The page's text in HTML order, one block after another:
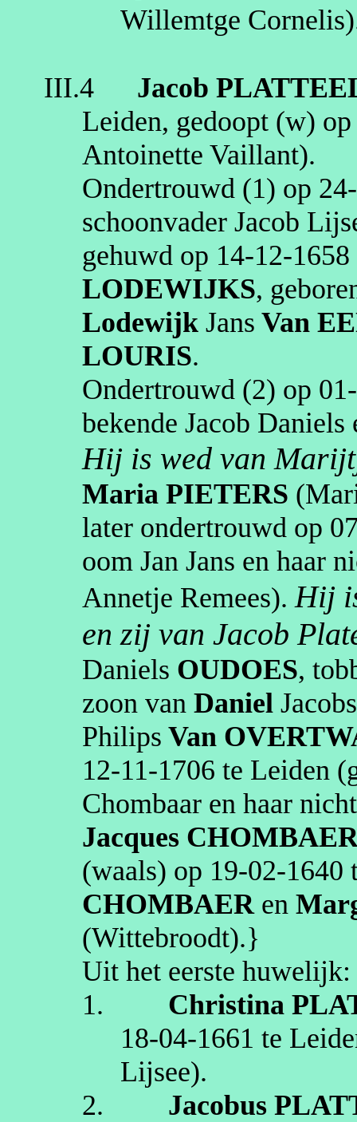
Willemtge Cornelis)
III.4 Jacob
Leiden, gedoopt (w)
Antoinette Vaillant).
Ondertrouwd (1) op
schoonvader Jacob
gehuwd op 14‑12‑1658
LODEWIJKS,
Lodewijk Jans Van
LOURIS.
Ondertrouwd (2) op
bekende Jacob
Hij is wed van
Maria PIETERS
later ondertrouwd op
oom Jan Jans en haar
Annetje Remees).Hij
en zij van Jacob
Daniels OUDOES,
zoon vanDaniel Jacobs
Philips Van
12‑11‑1706 te Leiden
Chombaar en haar
Jacques
(waals) op 19‑02‑1640
CHOMBAER en
(Wittebroodt).}
Uit het eerste huwelijk:
1.
Christina
18‑04‑1661 te
Lijsee).
2.
Jacobus